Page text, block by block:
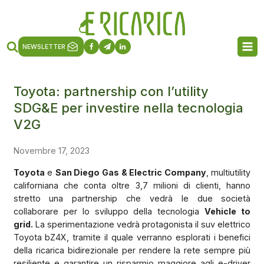
NEWSLETTER
Toyota: partnership con l’utility
SDG&E per investire nella tecnologia
V2G
Novembre 17, 2023
Toyota e San Diego Gas & Electric Company, multiutility
californiana che conta oltre 3,7 milioni di clienti, hanno
stretto una partnership che vedrà le due società
collaborare per lo sviluppo della tecnologiaVehicle to
grid. La sperimentazione vedrà protagonista il suv elettrico
Toyota bZ4X, tramite il quale verranno esplorati i benefici
della ricarica bidirezionale per rendere la rete sempre più